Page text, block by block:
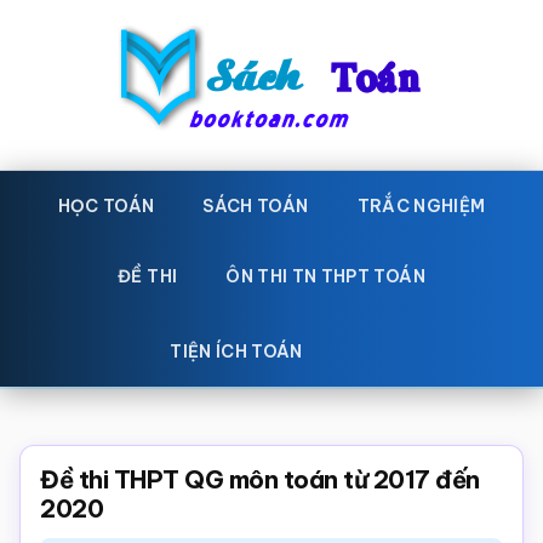
Sách
Toán
toán
Học
toán,
giáo
Toán,
trắc
HỌC TOÁN SÁCH TOÁN TRẮC NGHIỆM
ĐỀ THI ÔN THI TN THPT TOÁN
TIỆN ÍCH TOÁN
Đề thi THPT QG môn toán từ 2017 đến
2020